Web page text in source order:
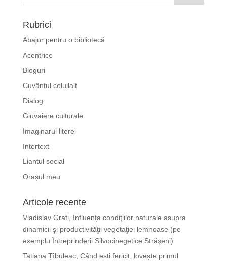
Rubrici
Abajur pentru o bibliotecă
Acentrice
Bloguri
Cuvântul celuilalt
Dialog
Giuvaiere culturale
Imaginarul literei
Intertext
Liantul social
Orașul meu
Articole recente
Vladislav Grati, Influenţa condiţiilor naturale asupra
dinamicii şi productivităţii vegetaţiei lemnoase (pe
exemplu Întreprinderii Silvocinegetice Străşeni)
Tatiana Țîbuleac, Când ești fericit, lovește primul